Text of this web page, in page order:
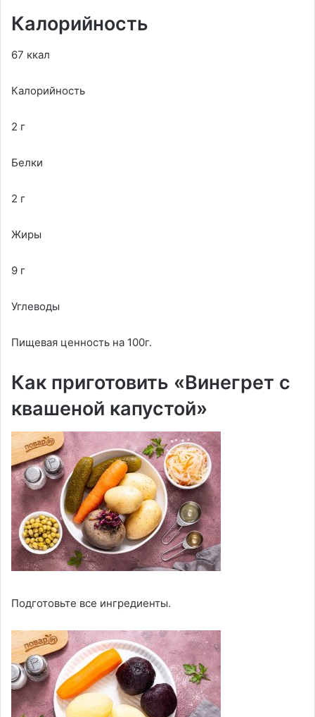
Калорийность
67 ккал
Калорийность
2 г
Белки
2 г
Жиры
9 г
Углеводы
Пищевая ценность на 100г.
Как приготовить «Винегрет с
квашеной капустой»
Подготовьте все ингредиенты.